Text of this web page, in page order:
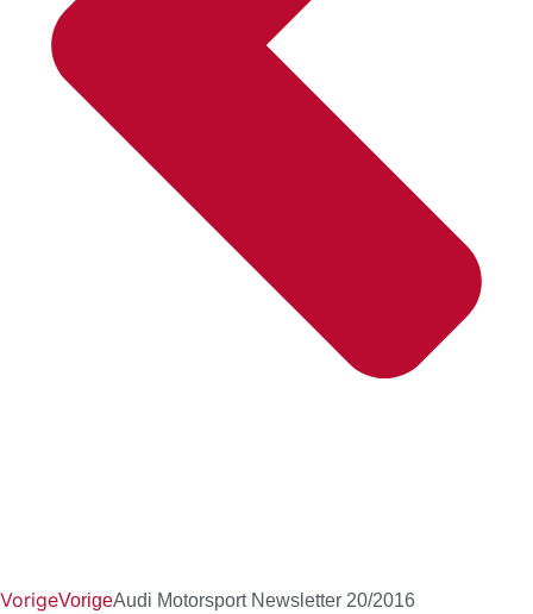
VorigeVorigeAudi Motorsport Newsletter 20/2016